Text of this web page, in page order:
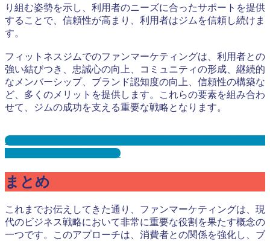
り組む姿勢を示し、利用者のニーズに合ったサポートを提供
することで、信頼性が高まり、利用者はジムを信頼し続けま
す。
フィットネスジムでのファンマーケティングは、利用者との
強い結びつき、忠誠心の向上、コミュニティの形成、継続的
なメンバーシップ、ブランド認知度の向上、信頼性の構築な
ど、多くのメリットを提供します。これらの要素を組み合わ
せて、ジムの成功を支える重要な戦略となります。
ジム・スポーツジム・フィットネスジムサンプリングとは？
メリット３選と事例を紹介
まとめ
これまでお伝えしてきた通り、ファンマーケティングは、現
代のビジネス戦略において非常に重要な役割を果たす概念の
一つです。このアプローチは、消費者との関係を強化し、ブ